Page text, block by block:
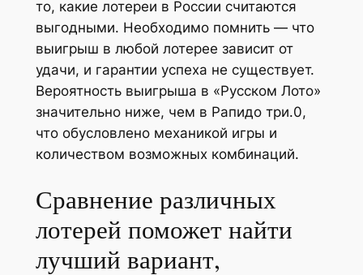
то, какие лотереи в России считаются
выгодными. Необходимо помнить — что
выигрыш в любой лотерее зависит от
удачи, и гарантии успеха не существует.
Вероятность выигрыша в «Русском Лото»
значительно ниже, чем в Рапидо три.0,
что обусловлено механикой игры и
количеством возможных комбинаций.
Сравнение различных
лотерей поможет найти
лучший вариант,